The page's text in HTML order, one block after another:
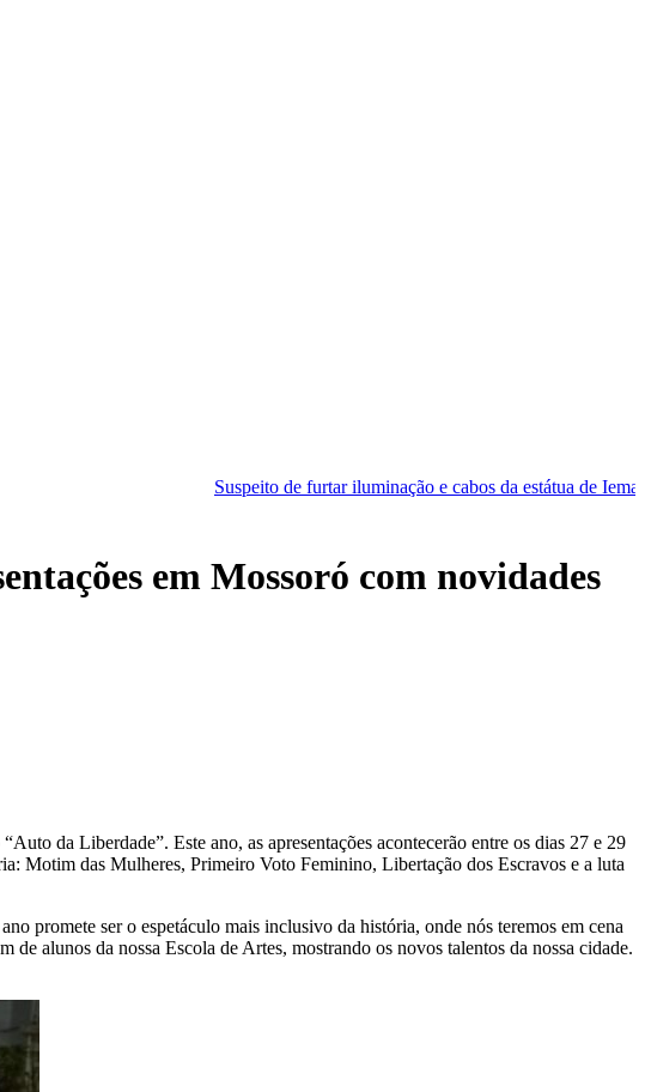
Suspeito de furtar iluminação e cabos da estátua de Iemanjá é preso em
em Mossoró com novidades
da Liberdade”. Este ano, as apresentações acontecerão entre os dias 27 e 29
Motim das Mulheres, Primeiro Voto Feminino, Libertação dos Escravos e a luta
promete ser o espetáculo mais inclusivo da história, onde nós teremos em cena
alunos da nossa Escola de Artes, mostrando os novos talentos da nossa cidade.